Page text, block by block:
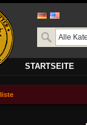
STARTSEITE